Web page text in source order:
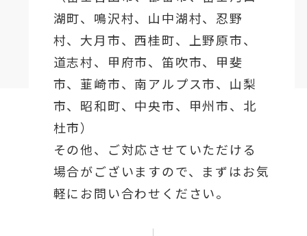
湖町、鳴沢村、山中湖村、忍野
村、 大月市、西桂町、上野原市、
道志村、 甲府市、笛吹市、甲斐
市、韮崎市、南アルプス市、山梨
市、昭和町、中央市、甲州市、北
杜市）
その他、ご対応させていただける
場合がございますので、まずはお気
軽にお問い合わせください。